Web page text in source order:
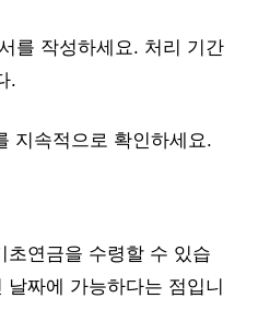
를 작성하세요. 처리 기간
.
지속적으로 확인하세요.
초연금을 수령할 수 있습
짜에 가능하다는 점입니